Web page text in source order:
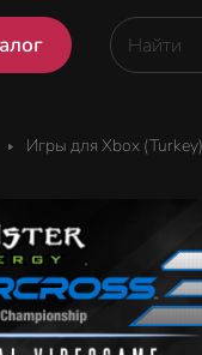
Игры для Xbox (Turkey)